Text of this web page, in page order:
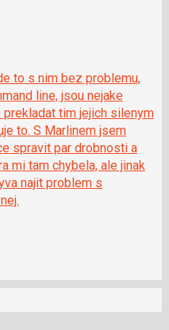
to s nim bez problemu,
line, jsou nejake
tim jejich silenym
to. S Marlinem jsem
spravit par drobnosti a
mi tam chybela, ale jinak
najit problem s